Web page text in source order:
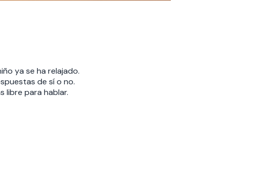
ya se ha relajado.
de sí o no.
libre para hablar.